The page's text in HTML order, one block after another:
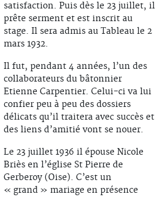
satisfaction. Puis dès le 23 juillet, il
prête serment et est inscrit au
stage. Il sera admis au Tableau le 2
mars 1932.
Il fut, pendant 4 années, l’un des
collaborateurs du bâtonnier
Etienne Carpentier. Celui-ci va lui
confier peu à peu des dossiers
délicats qu’il traitera avec succès et
des liens d’amitié vont se nouer.
Le 23 juillet 1936 il épouse Nicole
Briès en l’église St Pierre de
Gerberoy (Oise). C’est un
« grand » mariage en présence